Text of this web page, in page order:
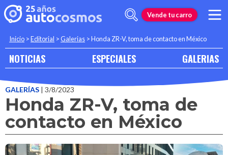
Vende tu carro
Inicio >Editorial >Galerias >Honda ZR-V, toma de contacto en México
NOTICIAS ESPECIALES GALERIAS
GALERÍAS | 3/8/2023
Honda ZR-V, toma de
contacto en México